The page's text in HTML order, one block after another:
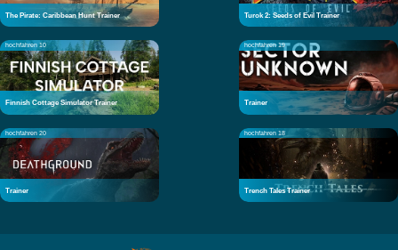
The Pirate: Caribbean Hunt Trainer Turok 2: Seeds of Evil Trainer
hochfahren 10
Finnish Cottage Simulator Trainer
hochfahren 19
Trainer
hochfahren 20
Trainer
hochfahren 18
Trench Tales Trainer